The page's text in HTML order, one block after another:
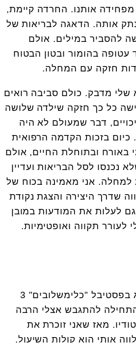
אותנו. החרדה קיימת,
אותה. הדאגה לבריאות של
להסביר במילים. אולם
בהומור ובטון הבטוח
חזקה עם המחלה.
שלי מדבק. כולם סביבה רואים
כל כך חזקה שילדה שלושה
דבר שמעולם לא היה
כיום בזכות הקדמה הרפואית
באורח ובתוחלת החיים, אולם
נכנסו לסל הבריאות ועדיין
למחלה. אני מאמינה בכוח של
שדרך היצירה והצגת נקודת
לעלות את המודעות במובן
לעורר תקווה ואופטימיות.
היצירה, אותה אציג בפסטיבל "כלימשלובים" 3
להתגבש אצלי הרבה
מאז שאני זוכרת את
אותי הוא קולות השיעול.